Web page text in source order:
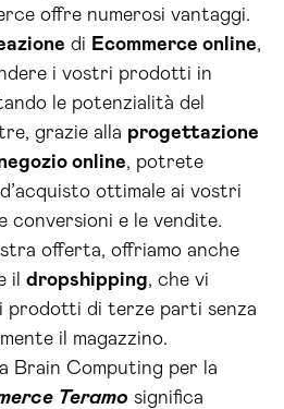
offre numerosi vantaggi.
di Ecommerce online,
i vostri prodotti in
le potenzialità del
grazie alla progettazione
online, potrete
ottimale ai vostri
conversioni e le vendite.
offerta, offriamo anche
il dropshipping, che vi
prodotti di terze parti senza
il magazzino.
Brain Computing per la
Teramo significa